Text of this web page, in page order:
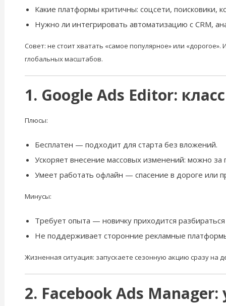
Какие платформы критичны: соцсети, поисковики,
Нужно ли интегрировать автоматизацию с CRM,
Совет: не стоит хватать «самое популярное» или
глобальных масштабов.
1. Google Ads Editor:
Плюсы:
Бесплатен — подходит для старта без вложений.
Ускоряет внесение массовых изменений: можно за
Умеет работать офлайн — спасение в дороге или
Минусы:
Требует опыта — новичку приходится
Не поддерживает сторонние рекламные
Жизненная ситуация: запускаете сезонную акцию сразу на
2. Facebook Ads